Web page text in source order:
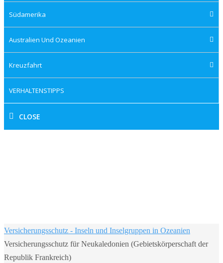
Südamerika
Australien Und Ozeanien
Kreuzfahrt
VERHALTENSTIPPS
CLOSE
Home
Versicherungsschutz - Inseln und Inselgruppen in Ozeanien
Versicherungsschutz für Neukaledonien (Gebietskörperschaft der
Republik Frankreich)